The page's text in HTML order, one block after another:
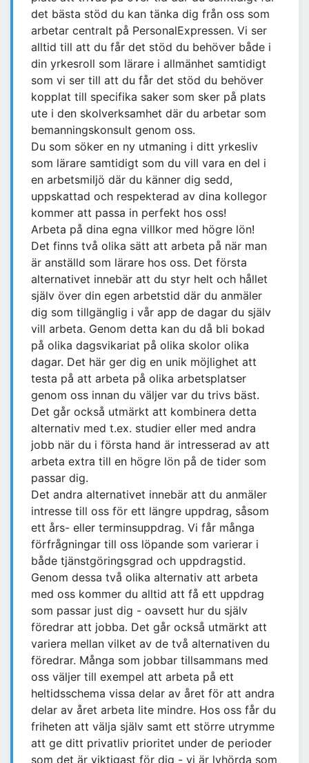
det bästa stöd du kan tänka dig från oss som
arbetar centralt på PersonalExpressen. Vi ser
alltid till att du får det stöd du behöver både i
din yrkesroll som lärare i allmänhet samtidigt
som vi ser till att du får det stöd du behöver
kopplat till specifika saker som sker på plats
ute i den skolverksamhet där du arbetar som
bemanningskonsult genom oss.
Du som söker en ny utmaning i ditt yrkesliv
som lärare samtidigt som du vill vara en del i
en arbetsmiljö där du känner dig sedd,
uppskattad och respekterad av dina kollegor
kommer att passa in perfekt hos oss!
Arbeta på dina egna villkor med högre lön!
Det finns två olika sätt att arbeta på när man
är anställd som lärare hos oss. Det första
alternativet innebär att du styr helt och hållet
själv över din egen arbetstid där du anmäler
dig som tillgänglig i vår app de dagar du själv
vill arbeta. Genom detta kan du då bli bokad
på olika dagsvikariat på olika skolor olika
dagar. Det här ger dig en unik möjlighet att
testa på att arbeta på olika arbetsplatser
genom oss innan du väljer var du trivs bäst.
Det går också utmärkt att kombinera detta
alternativ med t.ex. studier eller med andra
jobb när du i första hand är intresserad av att
arbeta extra till en högre lön på de tider som
passar dig.
Det andra alternativet innebär att du anmäler
intresse till oss för ett längre uppdrag, såsom
ett års- eller terminsuppdrag. Vi får många
förfrågningar till oss löpande som varierar i
både tjänstgöringsgrad och uppdragstid.
Genom dessa två olika alternativ att arbeta
med oss kommer du alltid att få ett uppdrag
som passar just dig - oavsett hur du själv
föredrar att jobba. Det går också utmärkt att
variera mellan vilket av de två alternativen du
föredrar. Många som jobbar tillsammans med
oss väljer till exempel att arbeta på ett
heltidsschema vissa delar av året för att andra
delar av året arbeta lite mindre. Hos oss får du
friheten att välja själv samt ett större utrymme
att ge ditt privatliv prioritet under de perioder
som det är viktigast för dig - vi är lyhörda som